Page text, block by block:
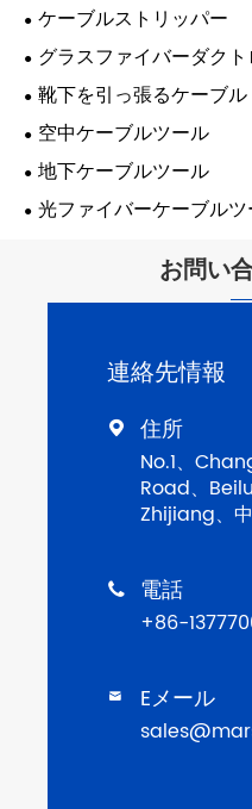
ケーブルストリッパー
グラスファイバーダク
靴下を引っ張るケーブル
空中ケーブルツール
地下ケーブルツール
光ファイバーケーブル
お問い
連絡先情報
 住所
No.1、
Road、
Zhijiang、
 電話
+86-
 Eメール